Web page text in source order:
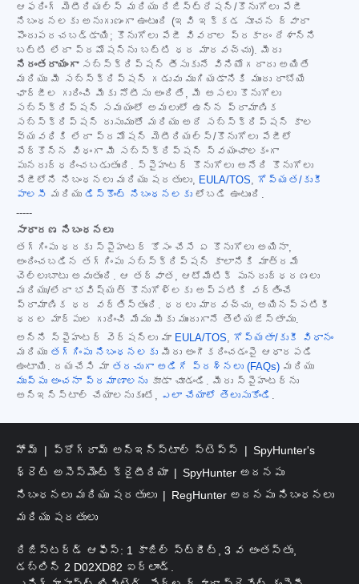
ఆఫరింగ్ మెటీరియల్స్ మరియు రిజిస్ట్రేషన్/కొనుగోలు పేజీ
నిబంధనలకు అనుగుణంగా ఉంటుంది (ఇవి ఇక్కడ సూచన ద్వారా
పొందుపరచబడ్డాయి; కొనుగోలు పేజీ వివరాల ప్రకారం దేశాన్ని
బట్టి లేదా ప్రమోషన్‌ను బట్టి ధర మారవచ్చు). మీరు
నిరంతరాయంగాసబ్‌స్క్రిప్షన్ తీసుకునే వినియోగదారు అయితే
మరియు మీ సబ్‌స్క్రిప్షన్ గడువు ముగియడానికి ముందు రాబోయే
ఛార్జీల గురించి మీకు నోటీసు అందితే, మీ అసలు కొనుగోలు
సబ్‌స్క్రిప్షన్ సమయంలో అమలులో ఉన్న ప్రామాణిక
సబ్‌స్క్రిప్షన్ రుసుముతో మరియు అదే సబ్‌స్క్రిప్షన్ కాల
వ్యవధికి లేదా ప్రమోషన్ మెటీరియల్స్/కొనుగోలు పేజీలో
పేర్కొన్న విధంగా మీ సబ్‌స్క్రిప్షన్ స్వయంచాలకంగా
పునరుద్ధరించబడుతుంది. స్పైహంటర్ కొనుగోలు అనేది కొనుగోలు
పేజీలోని నిబంధనలు మరియు షరతులు, EULA/TOS, గోప్యత/కుకీ
పాలసీ మరియు డిస్కౌంట్ నిబంధనలకు లోబడి ఉంటుంది.
-----
సాధారణ నిబంధనలు
తగ్గింపు ధరకు స్పైహంటర్ కోసం చేసే ఏ కొనుగోలు అయినా,
అందించబడిన తగ్గింపు సబ్‌స్క్రిప్షన్ కాలానికి మాత్రమే
చెల్లుబాటు అవుతుంది. ఆ తర్వాత, ఆటోమేటిక్ పునరుద్ధరణలు
మరియు/లేదా భవిష్యత్ కొనుగోళ్లకు అప్పటికి వర్తించే
ప్రామాణిక ధర వర్తిస్తుంది. ధరలు మారవచ్చు, అయినప్పటికీ
ధరల మార్పుల గురించి మేము మీకు ముందుగానే తెలియజేస్తాము.
అన్ని స్పైహంటర్ వెర్షన్‌లు మా EULA/TOS, గోప్యతా/కుకీ విధానం
మరియు తగ్గింపు నిబంధనలకు మీరు అంగీకరించడంపై ఆధారపడి
ఉంటాయి. దయచేసి మా తరచుగా అడిగే ప్రశ్నలు (FAQs) మరియు
ముప్పు అంచనా ప్రమాణాలను కూడా చూడండి. మీరు స్పైహంటర్‌ను
అన్‌ఇన్‌స్టాల్ చేయాలనుకుంటే, ఎలా చేయాలో తెలుసుకోండి .
హోమ్ ప్రోగ్రామ్ అన్‌ఇన్‌స్టాల్ స్టెప్స్
SpyHunter's
థ్రెట్ అసెస్‌మెంట్ క్రైటీరియా
SpyHunter అదనపు
నిబంధనలు మరియు షరతులు
RegHunter అదనపు నిబంధనలు
మరియు షరతులు
రిజిస్టర్డ్ ఆఫీస్: 1 కాజిల్ స్ట్రీట్, 3 వ అంతస్తు,
డబ్లిన్ 2 D02XD82 ఐర్లాండ్.